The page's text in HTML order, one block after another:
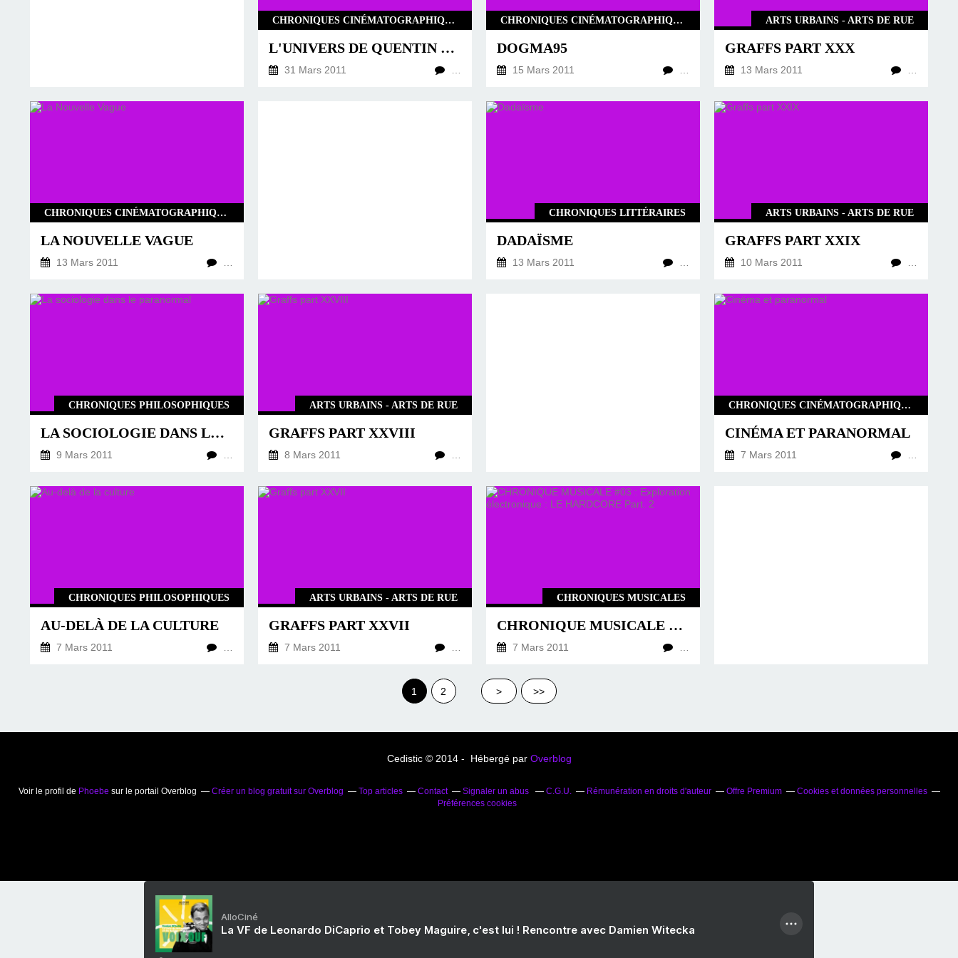
CHRONIQUES CINÉMATOGRAPHIQUES
L'UNIVERS DE QUENTIN TARANTINO # 1 : KILL BILL VOLUME 1
31 Mars 2011
CHRONIQUES CINÉMATOGRAPHIQUES
DOGMA95
15 Mars 2011
ARTS URBAINS - ARTS DE RUE
GRAFFS PART XXX
13 Mars 2011
CHRONIQUES CINÉMATOGRAPHIQUES
LA NOUVELLE VAGUE
13 Mars 2011
CHRONIQUES LITTÉRAIRES
DADAÏSME
13 Mars 2011
ARTS URBAINS - ARTS DE RUE
GRAFFS PART XXIX
10 Mars 2011
CHRONIQUES PHILOSOPHIQUES
LA SOCIOLOGIE DANS LE PARANORMAL
9 Mars 2011
ARTS URBAINS - ARTS DE RUE
GRAFFS PART XXVIII
8 Mars 2011
CHRONIQUES CINÉMATOGRAPHIQUES
CINÉMA ET PARANORMAL
7 Mars 2011
CHRONIQUES PHILOSOPHIQUES
AU-DELÀ DE LA CULTURE
7 Mars 2011
ARTS URBAINS - ARTS DE RUE
GRAFFS PART XXVII
7 Mars 2011
CHRONIQUES MUSICALES
CHRONIQUE MUSICALE #03 : EXPLORATION ÉLECTRONIQUE : LE HARDCORE PART. 2
7 Mars 2011
1 2 > >>
Cedistic © 2014 - Hébergé par Overblog
Voir le profil de Phoebe sur le portail Overblog Créer un blog gratuit sur Overblog Top articles Contact Signaler un abus C.G.U. Rémunération en droits d'auteur Offre Premium
Cookies et données personnelles
Préférences cookies
AlloCiné
La VF de Leonardo DiCaprio et Tobey Maguire, c'est lui ! Rencontre avec Damien Witecka